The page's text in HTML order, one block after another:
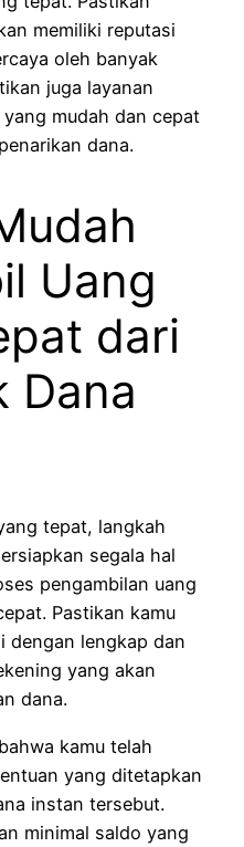
memiliki reputasi
oleh banyak
juga layanan
mudah dan cepat
dana.
Uang
dari
Dana
tepat, langkah
segala hal
pengambilan uang
Pastikan kamu
dengan lengkap dan
yang akan
dana.
kamu telah
yang ditetapkan
instan tersebut.
minimal saldo yang